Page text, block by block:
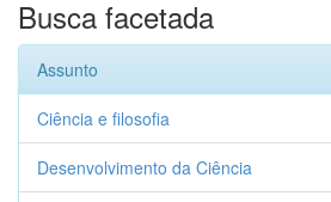
Busca facetada
Assunto
Ciência e filosofia
Desenvolvimento da Ciência